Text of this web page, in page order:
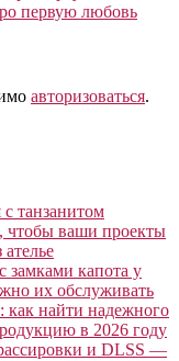
первую любовь
авторизоваться.
танзанитом
чтобы ваши проекты
замками капота у
их обслуживать
как найти надежного
в 2026 году
и DLSS —